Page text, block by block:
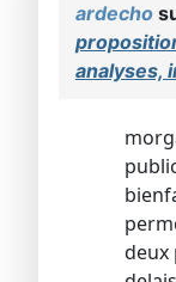
ardecho
analyses,
deux